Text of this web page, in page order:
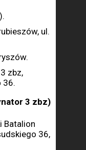
ul.
zbz,
36.
3 zbz)
Batalion
36,